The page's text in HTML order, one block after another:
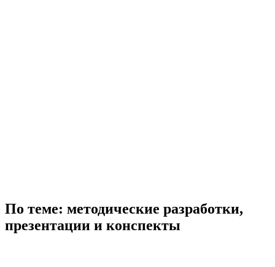
По теме: методические разработки,
презентации и конспекты